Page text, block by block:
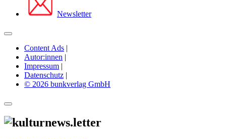
Newsletter
Content Ads |
Autor:innen |
Impressum |
Datenschutz |
© 2026 bunkverlag GmbH